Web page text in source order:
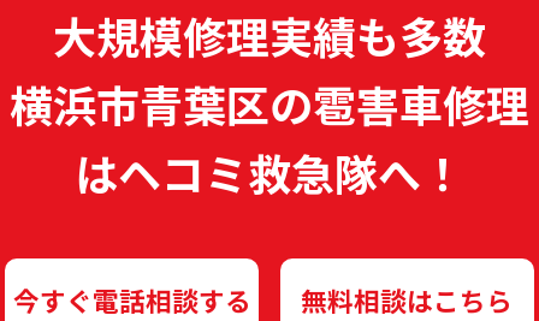
大規模修理実績も多数
横浜市青葉区の雹害車修理
はヘコミ救急隊へ！
今すぐ電話相談する 無料相談はこちら